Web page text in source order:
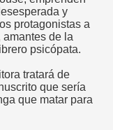
y
protagonistas a
amantes de la
psicópata.
tratará de
que sería
que matar para